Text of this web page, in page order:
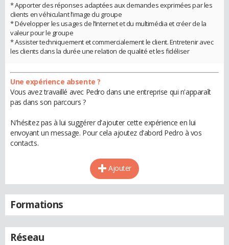
* Apporter des réponses adaptées aux demandes exprimées par les
clients en véhiculant l’image du groupe
* Développer les usages de l’Internet et du multimédia et créer de la
valeur pour le groupe
* Assister techniquement et commercialement le client. Entretenir avec
les clients dans la durée une relation de qualité et les fidéliser
Une expérience absente ?
Vous avez travaillé avec Pedro dans une entreprise qui n'apparaît
pas dans son parcours ?
N'hésitez pas à lui suggérer d'ajouter cette expérience en lui
envoyant un message. Pour cela ajoutez d'abord Pedro à vos
contacts.
Ajouter
Formations
Réseau